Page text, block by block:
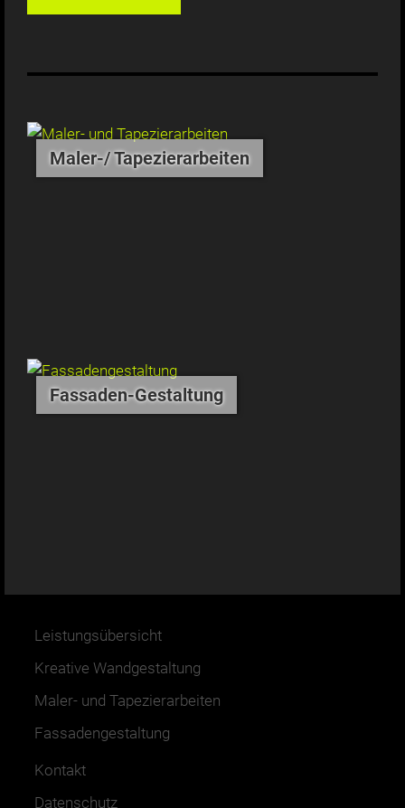
Maler-/ Tapezierarbeiten
Fassaden-Gestaltung
Leistungsübersicht
Kreative Wandgestaltung
Maler- und Tapezierarbeiten
Fassadengestaltung
Kontakt
Datenschutz